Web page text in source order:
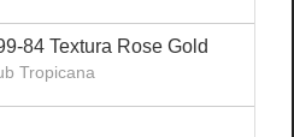
84 Textura Rose Gold
Tropicana